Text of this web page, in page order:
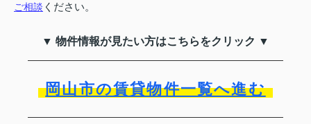
ご相談 ください。
▼ 物件情報が見たい方はこちらをクリック ▼
岡山市の賃貸物件一覧へ進む